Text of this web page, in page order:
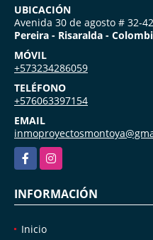
UBICACIÓN
Avenida 30 de agosto # 32-
Pereira - Risaralda -
MÓVIL
+573234286059
TELÉFONO
+576063397154
EMAIL
FacebookInstagram
INFORMACIÓN
Inicio